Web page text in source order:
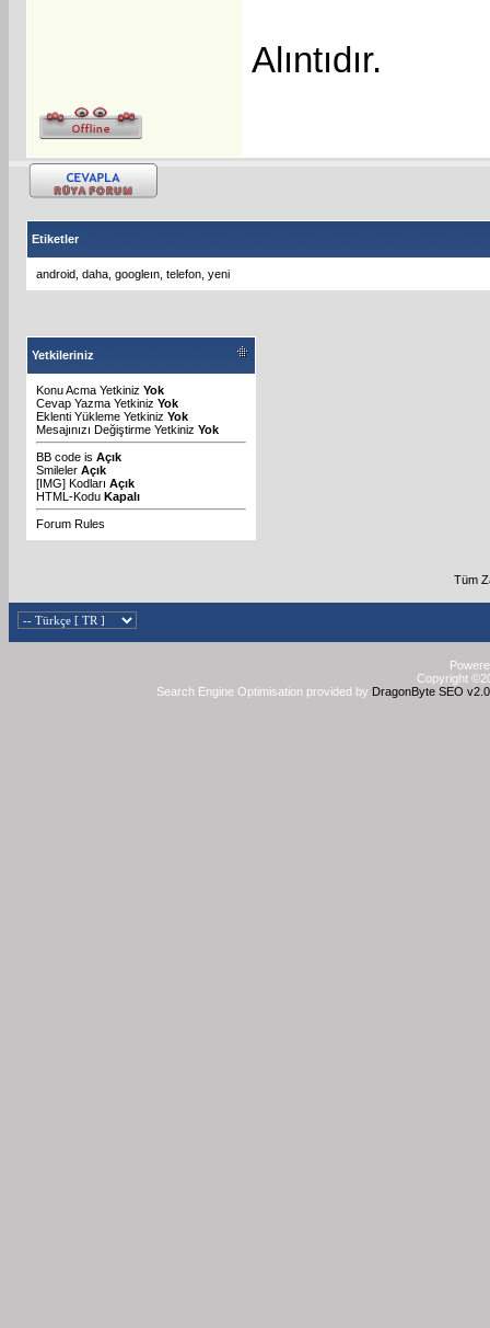
Alıntıdır.
Etiketler
android daha googleın telefon yeni
Yetkileriniz
Konu Acma Yetkiniz Yok
Cevap Yazma Yetkiniz Yok
Eklenti Yükleme Yetkiniz Yok
Mesajınızı Değiştirme Yetkiniz Yok
BB code is Açık
Smileler Açık
[IMG] Kodları Açık
HTML-Kodu Kapalı
Forum Rules
Tüm
Copyright
Search Engine Optimisation provided by DragonByte SEO